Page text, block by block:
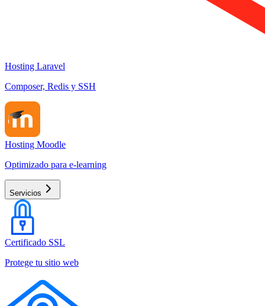
Hosting Laravel
Composer, Redis y SSH
Hosting Moodle
Optimizado para e-learning
Servicios
Certificado SSL
Protege tu sitio web